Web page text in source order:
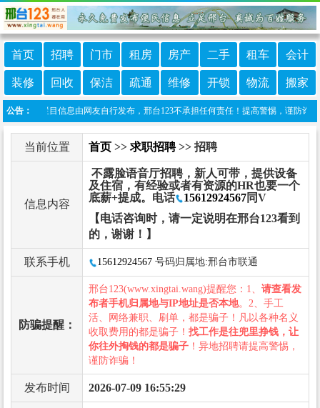
首页 招聘 门市 租房 房产 二手 租车 会计
装修 回收 保洁 疏通 维修 开锁 物流 搬家
公告：
明：本栏目信息由网友自行发布，邢台123不承担任何责任！提高警惕，谨防诈骗
当前位置 首页 >> 求职招聘>> 招聘
信息内容
不露脸语音厅招聘，新人可带，提供设备
及住宿，有经验或者有资源的HR也要一个
底薪+提成。电话
15612924567同V
【电话咨询时，请一定说明在邢台123看到
的，谢谢！】
联系手机 15612924567 号码归属地:邢台市联通
防骗提醒：
邢台123(www.xingtai.wang)提醒您：1、 请查看发
布者手机归属地与IP地址是否本地。2、手工
活、网络兼职、刷单，都是骗子！凡以各种名义
收取费用的都是骗子！ 找工作是往兜里挣钱，让
你往外掏钱的都是骗子 ！异地招聘请提高警惕，
谨防诈骗！
发布时间 2026-07-09 16:55:29